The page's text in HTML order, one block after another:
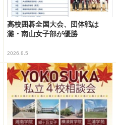
高校囲碁全国大会、団体戦は
灘・南山女子部が優勝
2026.8.5